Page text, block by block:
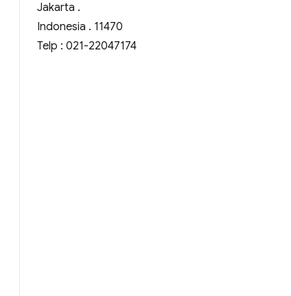
Jakarta .
Indonesia . 11470
Telp : 021-22047174